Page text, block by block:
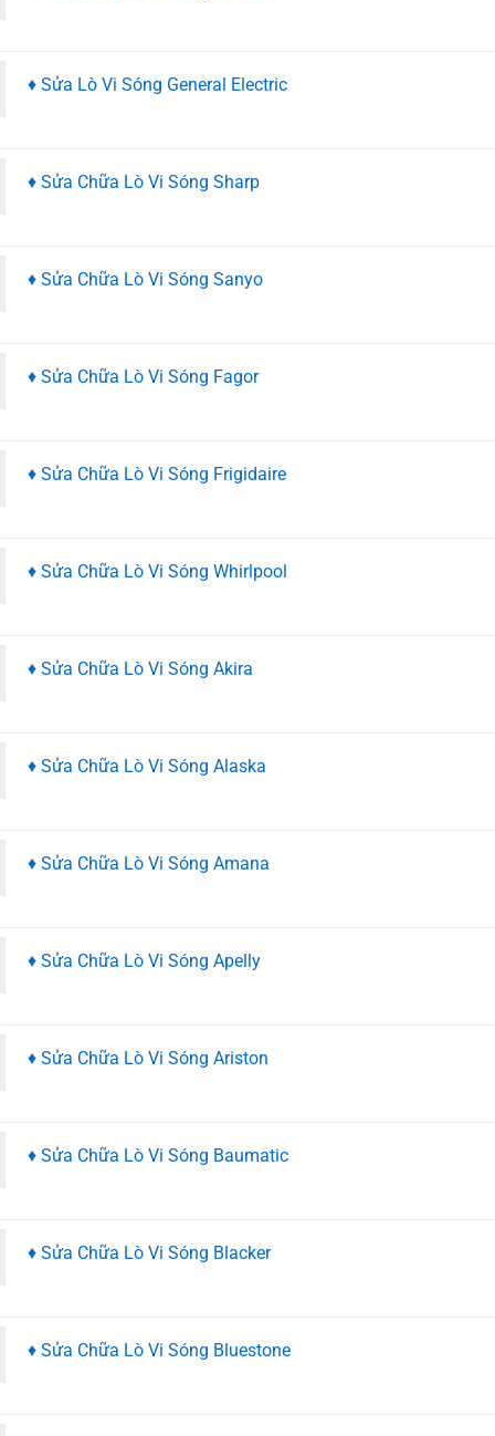
♦ Sửa Lò Vi Sóng General Electric
♦ Sửa Chữa Lò Vi Sóng Sharp
♦ Sửa Chữa Lò Vi Sóng Sanyo
♦ Sửa Chữa Lò Vi Sóng Fagor
♦ Sửa Chữa Lò Vi Sóng Frigidaire
♦ Sửa Chữa Lò Vi Sóng Whirlpool
♦ Sửa Chữa Lò Vi Sóng Akira
♦ Sửa Chữa Lò Vi Sóng Alaska
♦ Sửa Chữa Lò Vi Sóng Amana
♦ Sửa Chữa Lò Vi Sóng Apelly
♦ Sửa Chữa Lò Vi Sóng Ariston
♦ Sửa Chữa Lò Vi Sóng Baumatic
♦ Sửa Chữa Lò Vi Sóng Blacker
♦ Sửa Chữa Lò Vi Sóng Bluestone